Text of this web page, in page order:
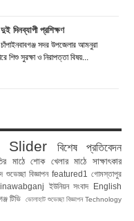
দিনব্যাপী প্রশিক্ষণ
সদর উপজেলার আমনুরা
শিশু সুরক্ষা ও নিরাপত্তা বিষয়...
Slider
বিশেষ প্রতিবেদন
মাঠে শোক খেলার মাঠে
সাক্ষাৎকার
শুভেচ্ছা বিজ্ঞাপন featured1
গোমস্তাপুর
ইউনিয়ন সংবাদ
English
টিভি ভোলাহাট শুভেচ্ছা বিজ্ঞাপন Technology